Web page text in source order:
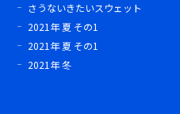
さうないきたいスウェット
2021年 夏 その1
2021年 夏 その1
2021年 冬